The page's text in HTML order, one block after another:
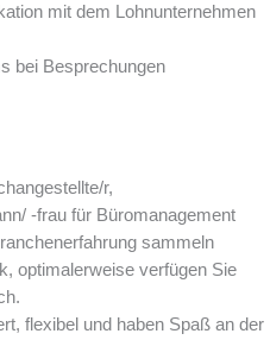
mit dem Lohnunternehmen
bei Besprechungen
r,
-frau für Büromanagement
sammeln
optimalerweise verfügen Sie
flexibel und haben Spaß an der